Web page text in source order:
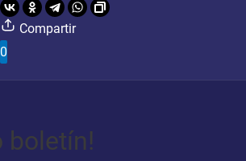
Compartir
0
boletín!